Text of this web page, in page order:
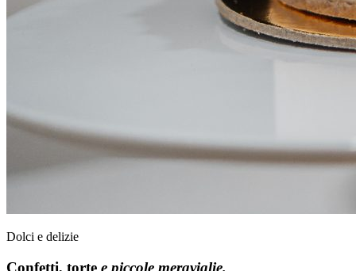
Dolci e delizie
Confetti, torte e piccole meraviglie.